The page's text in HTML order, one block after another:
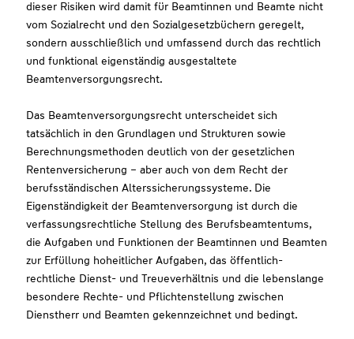
dieser Risiken wird damit für Beamtinnen und Beamte nicht
vom Sozialrecht und den Sozialgesetzbüchern geregelt,
sondern ausschließlich und umfassend durch das rechtlich
und funktional eigenständig ausgestaltete
Beamtenversorgungsrecht.
Das Beamtenversorgungsrecht unterscheidet sich
tatsächlich in den Grundlagen und Strukturen sowie
Berechnungsmethoden deutlich von der gesetzlichen
Rentenversicherung – aber auch von dem Recht der
berufsständischen Alterssicherungssysteme. Die
Eigenständigkeit der Beamtenversorgung ist durch die
verfassungsrechtliche Stellung des Berufsbeamtentums,
die Aufgaben und Funktionen der Beamtinnen und Beamten
zur Erfüllung hoheitlicher Aufgaben, das öffentlich-
rechtliche Dienst- und Treueverhältnis und die lebenslange
besondere Rechte- und Pflichtenstellung zwischen
Dienstherr und Beamten gekennzeichnet und bedingt.